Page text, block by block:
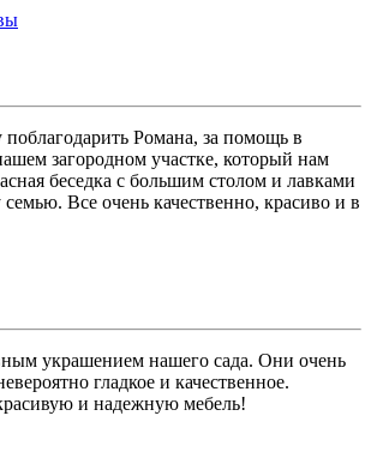
Романа, за помощь в
загородном участке, который нам
беседка с большим столом и лавками
Все очень качественно, красиво и в
украшением нашего сада. Они очень
гладкое и качественное.
и надежную мебель!